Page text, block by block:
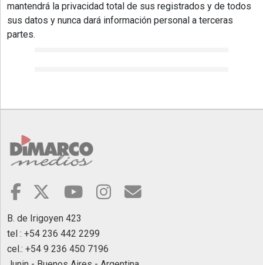
mantendrá la privacidad total de sus registrados y de todos
sus datos y nunca dará información personal a terceras
partes.
B. de Irigoyen 423
tel : +54 236 442 2299
cel.: +54 9 236 450 7196